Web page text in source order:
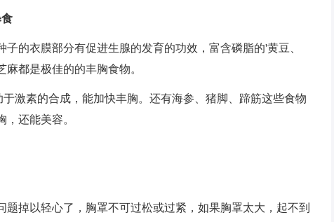
的衣膜部分有促进生腺的发育的功效，富含磷脂的'黄豆、
都是极佳的的丰胸食物。
激素的合成，能加快丰胸。还有海参、猪脚、蹄筋这些食物
还能美容。
掉以轻心了，胸罩不可过松或过紧，如果胸罩太大，起不到